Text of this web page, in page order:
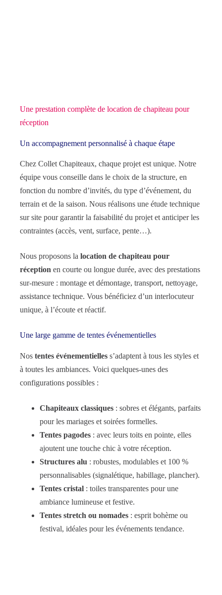
Une prestation complète de location de chapiteau pour
réception
Un accompagnement personnalisé à chaque étape
Chez Collet Chapiteaux, chaque projet est unique. Notre
équipe vous conseille dans le choix de la structure, en
fonction du nombre d’invités, du type d’événement, du
terrain et de la saison. Nous réalisons une étude technique
sur site pour garantir la faisabilité du projet et anticiper les
contraintes (accès, vent, surface, pente…).
Nous proposons la location de chapiteau pour
réception en courte ou longue durée, avec des prestations
sur-mesure : montage et démontage, transport, nettoyage,
assistance technique. Vous bénéficiez d’un interlocuteur
unique, à l’écoute et réactif.
Une large gamme de tentes événementielles
Nos tentes événementielles s’adaptent à tous les styles et
à toutes les ambiances. Voici quelques-unes des
configurations possibles :
Chapiteaux classiques : sobres et élégants, parfaits
pour les mariages et soirées formelles.
Tentes pagodes : avec leurs toits en pointe, elles
ajoutent une touche chic à votre réception.
Structures alu : robustes, modulables et 100 %
personnalisables (signalétique, habillage, plancher).
Tentes cristal : toiles transparentes pour une
ambiance lumineuse et festive.
Tentes stretch ou nomades : esprit bohème ou
festival, idéales pour les événements tendance.